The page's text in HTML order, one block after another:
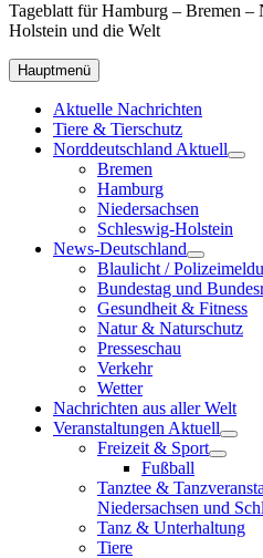
Tageblatt für Hamburg – Bremen –
Holstein und die Welt
Hauptmenü
Aktuelle Nachrichten
Tiere & Tierschutz
Norddeutschland Aktuell
Bremen
Hamburg
Niedersachsen
Schleswig-Holstein
News-Deutschland
Blaulicht /
Bundestag und
Gesundheit & Fitness
Natur & Naturschutz
Presseschau
Verkehr
Wetter
Nachrichten aus aller Welt
Veranstaltungen Aktuell
Freizeit & Sport
Fußball
Tanztee &
Niedersachsen und
Tanz & Unterhaltung
Tiere